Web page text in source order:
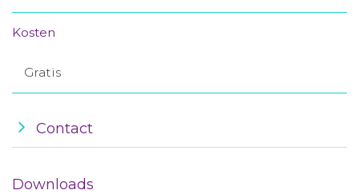
Kosten
Gratis
Contact
Downloads